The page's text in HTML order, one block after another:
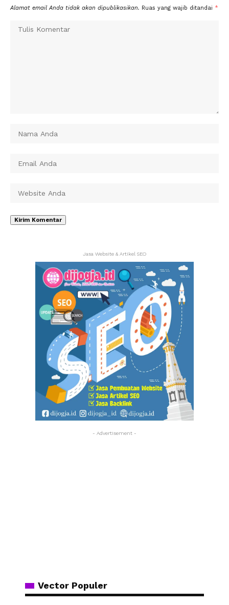
Alamat email Anda tidak akan dipublikasikan. Ruas yang wajib ditandai *
Jasa Website & Artikel SEO
- Advertisement -
Vector Populer